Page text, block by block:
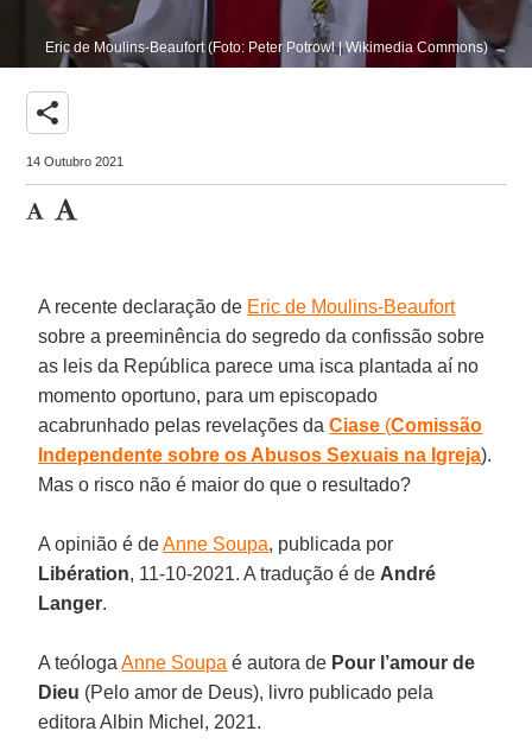
Eric de Moulins-Beaufort (Foto: Peter Potrowl | Wikimedia Commons)
share
14 Outubro 2021
A recente declaração de Eric de Moulins-Beaufort
sobre a preeminência do segredo da confissão sobre
as leis da República parece uma isca plantada aí no
momento oportuno, para um episcopado
acabrunhado pelas revelações daCiase (Comissão
Independente sobre os Abusos Sexuais na Igreja).
Mas o risco não é maior do que o resultado?
A opinião é deAnne Soupa, publicada por
Libération, 11-10-2021. A tradução é de André
Langer.
A teólogaAnne Soupa é autora de Pour l’amour de
Dieu (Pelo amor de Deus), livro publicado pela
editora Albin Michel, 2021.